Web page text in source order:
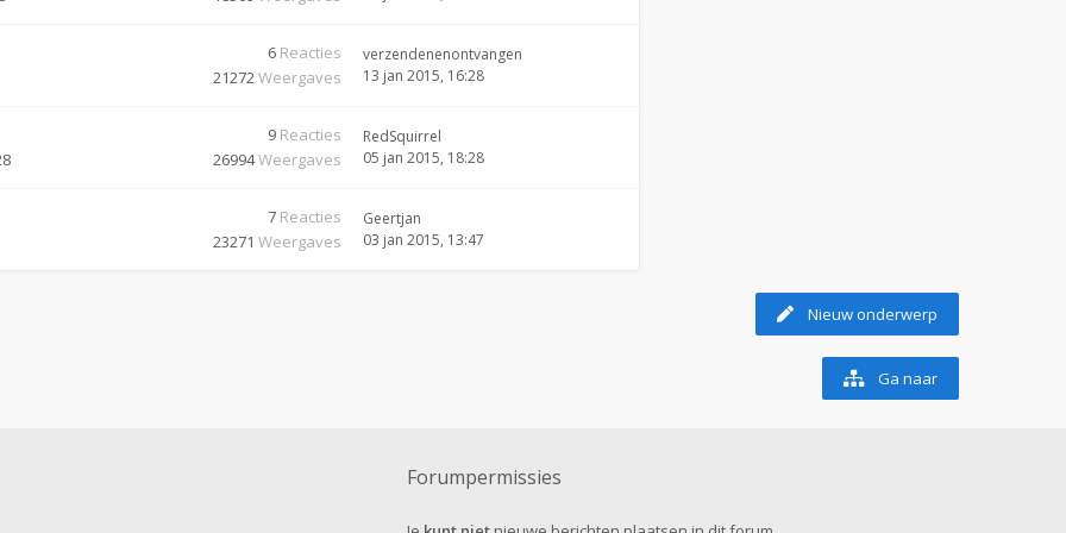
6 Reacties
21272Weergaves
verzendenenontvangen
13 jan 2015, 16:28
9 Reacties
26994Weergaves
RedSquirrel
05 jan 2015, 18:28
7 Reacties
23271 Weergaves
Geertjan
03 jan 2015, 13:47
Nieuw onderwerp
Ga naar
Forumpermissies